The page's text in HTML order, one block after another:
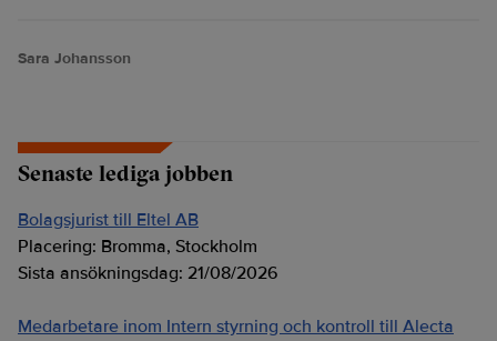
Sara Johansson
Senaste lediga jobben
Bolagsjurist till Eltel AB
Placering: Bromma, Stockholm
Sista ansökningsdag: 21/08/2026
Medarbetare inom Intern styrning och kontroll till Alecta